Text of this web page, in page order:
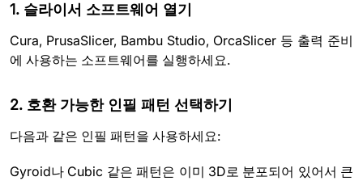
1. 슬라이서 소프트웨어 열기
Cura, PrusaSlicer, Bambu Studio, OrcaSlicer 등 출력 준비
에 사용하는 소프트웨어를 실행하세요.
2. 호환 가능한 인필 패턴 선택하기
다음과 같은 인필 패턴을 사용하세요:
Gyroid나 Cubic 같은 패턴은 이미 3D로 분포되어 있어서 큰